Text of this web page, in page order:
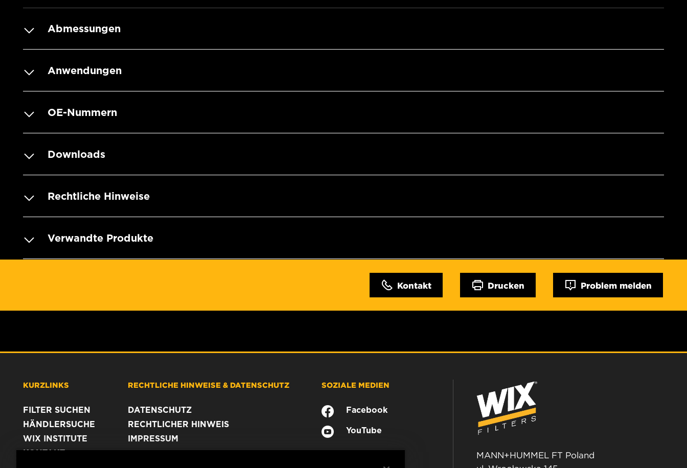
Abmessungen
Anwendungen
OE-Nummern
Downloads
Rechtliche Hinweise
Verwandte Produkte
Kontakt Drucken Problem melden
KURZLINKS
FILTER SUCHEN
HÄNDLERSUCHE
WIX INSTITUTE
KONTAKT
RECHTLICHE HINWEISE & DATENSCHUTZ
DATENSCHUTZ
RECHTLICHER HINWEIS
IMPRESSUM
SOZIALE MEDIEN
Facebook
YouTube
MANN+HUMMEL FT Poland